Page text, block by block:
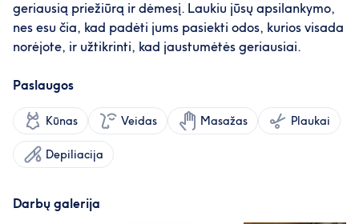
geriausią priežiūrą ir dėmesį. Laukiu jūsų apsilankymo,
nes esu čia, kad padėti jums pasiekti odos, kurios visada
norėjote, ir užtikrinti, kad jaustumėtės geriausiai.
Paslaugos
Kūnas Veidas Masažas Plaukai
Depiliacija
Darbų galerija